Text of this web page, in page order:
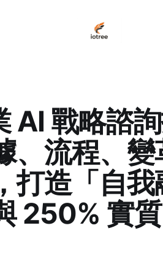
AI 戰略諮
、流程、
打造「自
250% 實